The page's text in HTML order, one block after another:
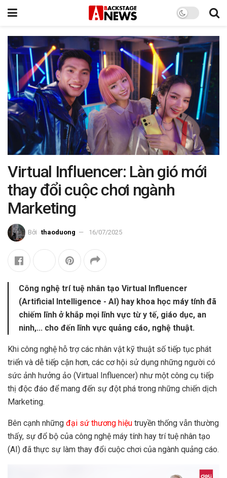
Virtual Influencer: Làn gió mới
thay đổi cuộc chơi ngành
Marketing
Bởi thaoduong 16/07/2025
Công nghệ trí tuệ nhân tạo Virtual Influencer
(Artificial Intelligence - AI) hay khoa học máy tính đã
chiếm lĩnh ở khắp mọi lĩnh vực từ y tế, giáo dục, an
ninh,... cho đến lĩnh vực quảng cáo, nghệ thuật.
Khi công nghệ hỗ trợ các nhân vật kỹ thuật số tiếp tục phát
triển và dễ tiếp cận hơn, các cơ hội sử dụng những người có
sức ảnh hưởng ảo (Virtual Influencer) như một công cụ tiếp
thị độc đáo để mang đến sự đột phá trong những chiến dịch
Marketing.
Bên cạnh những đại sứ thương hiệu truyền thống vẫn thường
thấy, sự đổ bộ của công nghệ máy tính hay trí tuệ nhân tạo
(AI) đã thực sự làm thay đổi cuộc chơi của ngành quảng cáo.